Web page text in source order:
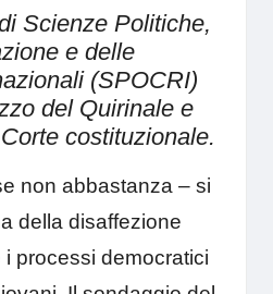
Scienze Politiche,
e delle
(SPOCRI)
del Quirinale e
costituzionale.
non abbastanza – si
della disaffezione
processi democratici